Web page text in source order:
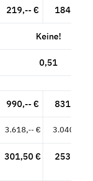
219,-- € 184,03 €
Keine!
0,51
990,-- € 831,93 €
3.618,-- € 3.040,34 €
301,50 € 253,36 €